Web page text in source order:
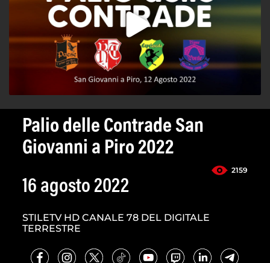
Palio delle Contrade San
Giovanni a Piro 2022
2159
16 agosto 2022
STILETV HD CANALE 78 DEL DIGITALE
TERRESTRE